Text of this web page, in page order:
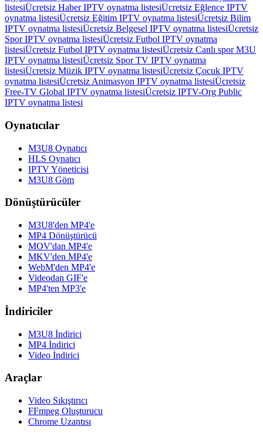
listesiÜcretsiz Haber IPTV oynatma listesiÜcretsiz Eğlence IPTV
oynatma listesiÜcretsiz Eğitim IPTV oynatma listesiÜcretsiz Bilim
IPTV oynatma listesiÜcretsiz Belgesel IPTV oynatma listesiÜcretsiz
Spor IPTV oynatma listesiÜcretsiz Futbol IPTV oynatma
listesiÜcretsiz Futbol IPTV oynatma listesiÜcretsiz Canlı spor M3U
IPTV oynatma listesiÜcretsiz Spor TV IPTV oynatma
listesiÜcretsiz Müzik IPTV oynatma listesiÜcretsiz Çocuk IPTV
oynatma listesiÜcretsiz Animasyon IPTV oynatma listesiÜcretsiz
Free-TV Global IPTV oynatma listesiÜcretsiz IPTV-Org Public
IPTV oynatma listesi
Oynatıcılar
M3U8 Oynatıcı
HLS Oynatıcı
IPTV Yöneticisi
M3U8 Göm
Dönüştürücüler
M3U8'den MP4'e
MP4 Dönüştürücü
MOV'dan MP4'e
MKV'den MP4'e
WebM'den MP4'e
Videodan GIF'e
MP4'ten MP3'e
İndiriciler
M3U8 İndirici
MP4 İndirici
Video İndirici
Araçlar
Video Sıkıştırıcı
FFmpeg Oluşturucu
Chrome Uzantısı